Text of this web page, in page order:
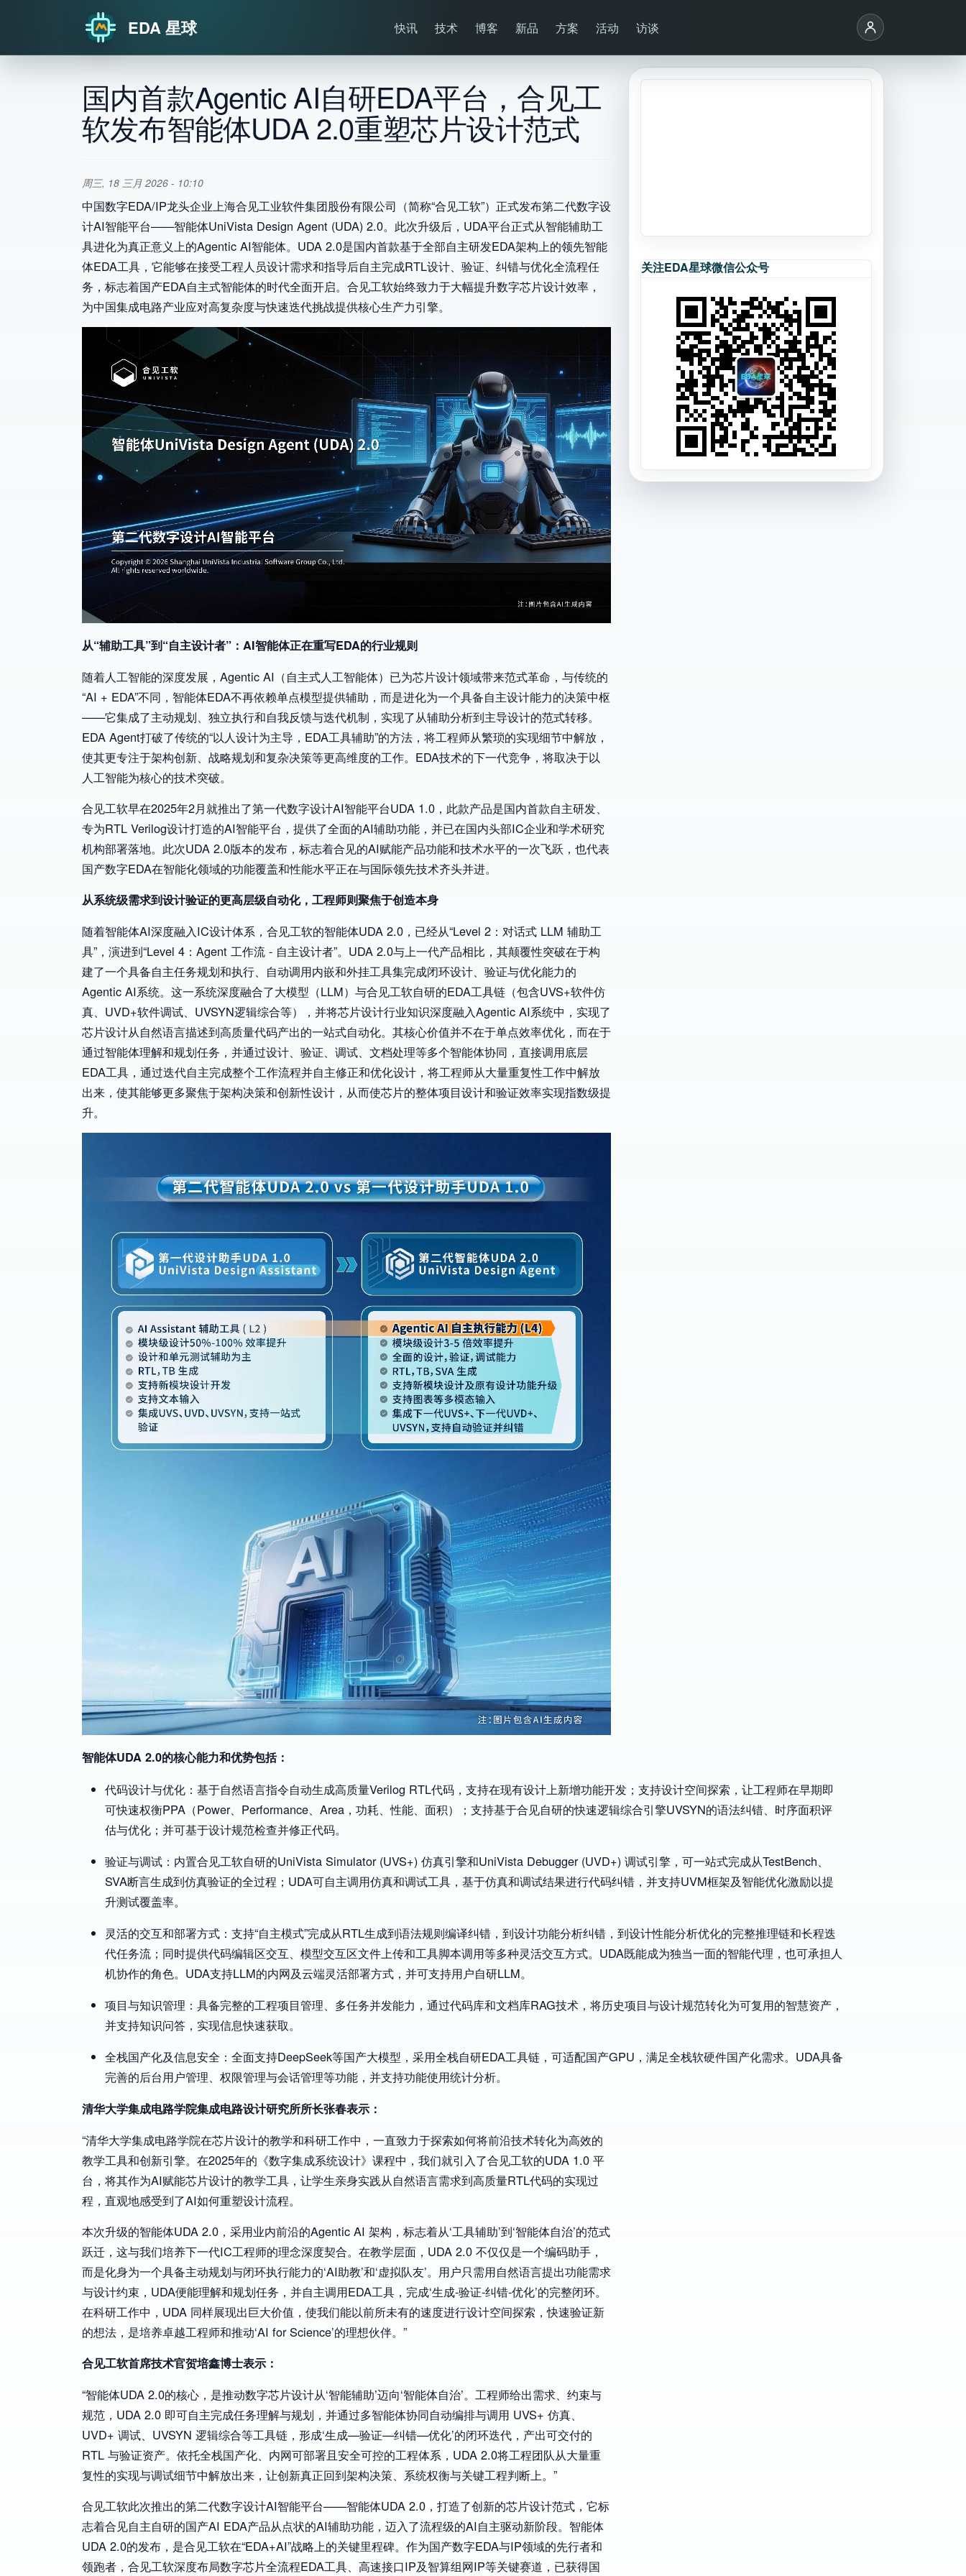
EDA 星球 快讯 技术 博客 新品 方案 活动 访谈
国内首款Agentic AI自研EDA平台，合见工
软发布智能体UDA 2.0重塑芯片设计范式
周三, 18 三月 2026 - 10:10
中国数字EDA/IP龙头企业上海合见工业软件集团股份有限公司（简称“合见工软”）正式发布第二代数字设
计AI智能平台——智能体UniVista Design Agent (UDA) 2.0。此次升级后，UDA平台正式从智能辅助工
具进化为真正意义上的Agentic AI智能体。UDA 2.0是国内首款基于全部自主研发EDA架构上的领先智能
体EDA工具，它能够在接受工程人员设计需求和指导后自主完成RTL设计、验证、纠错与优化全流程任
务，标志着国产EDA自主式智能体的时代全面开启。合见工软始终致力于大幅提升数字芯片设计效率，
为中国集成电路产业应对高复杂度与快速迭代挑战提供核心生产力引擎。
从“辅助工具”到“自主设计者”：AI智能体正在重写EDA的行业规则
随着人工智能的深度发展，Agentic AI（自主式人工智能体）已为芯片设计领域带来范式革命，与传统的
“AI + EDA”不同，智能体EDA不再依赖单点模型提供辅助，而是进化为一个具备自主设计能力的决策中枢
——它集成了主动规划、独立执行和自我反馈与迭代机制，实现了从辅助分析到主导设计的范式转移。
EDA Agent打破了传统的“以人设计为主导，EDA工具辅助”的方法，将工程师从繁琐的实现细节中解放，
使其更专注于架构创新、战略规划和复杂决策等更高维度的工作。EDA技术的下一代竞争，将取决于以
人工智能为核心的技术突破。
合见工软早在2025年2月就推出了第一代数字设计AI智能平台UDA 1.0，此款产品是国内首款自主研发、
专为RTL Verilog设计打造的AI智能平台，提供了全面的AI辅助功能，并已在国内头部IC企业和学术研究
机构部署落地。此次UDA 2.0版本的发布，标志着合见的AI赋能产品功能和技术水平的一次飞跃，也代表
国产数字EDA在智能化领域的功能覆盖和性能水平正在与国际领先技术齐头并进。
从系统级需求到设计验证的更高层级自动化，工程师则聚焦于创造本身
随着智能体AI深度融入IC设计体系，合见工软的智能体UDA 2.0，已经从“Level 2：对话式 LLM 辅助工
具”，演进到“Level 4：Agent 工作流 - 自主设计者”。UDA 2.0与上一代产品相比，其颠覆性突破在于构
建了一个具备自主任务规划和执行、自动调用内嵌和外挂工具集完成闭环设计、验证与优化能力的
Agentic AI系统。这一系统深度融合了大模型（LLM）与合见工软自研的EDA工具链（包含UVS+软件仿
真、UVD+软件调试、UVSYN逻辑综合等），并将芯片设计行业知识深度融入Agentic AI系统中，实现了
芯片设计从自然语言描述到高质量代码产出的一站式自动化。其核心价值并不在于单点效率优化，而在于
通过智能体理解和规划任务，并通过设计、验证、调试、文档处理等多个智能体协同，直接调用底层
EDA工具，通过迭代自主完成整个工作流程并自主修正和优化设计，将工程师从大量重复性工作中解放
出来，使其能够更多聚焦于架构决策和创新性设计，从而使芯片的整体项目设计和验证效率实现指数级提
升。
智能体UDA 2.0的核心能力和优势包括：
代码设计与优化：基于自然语言指令自动生成高质量Verilog RTL代码，支持在现有设计上新增功能开发；支持设计空间探索，让工程师在早期即
可快速权衡PPA（Power、Performance、Area，功耗、性能、面积）；支持基于合见自研的快速逻辑综合引擎UVSYN的语法纠错、时序面积评
估与优化；并可基于设计规范检查并修正代码。
验证与调试：内置合见工软自研的UniVista Simulator (UVS+) 仿真引擎和UniVista Debugger (UVD+) 调试引擎，可一站式完成从TestBench、
SVA断言生成到仿真验证的全过程；UDA可自主调用仿真和调试工具，基于仿真和调试结果进行代码纠错，并支持UVM框架及智能优化激励以提
升测试覆盖率。
灵活的交互和部署方式：支持“自主模式”完成从RTL生成到语法规则编译纠错，到设计功能分析纠错，到设计性能分析优化的完整推理链和长程迭
代任务流；同时提供代码编辑区交互、模型交互区文件上传和工具脚本调用等多种灵活交互方式。UDA既能成为独当一面的智能代理，也可承担人
机协作的角色。UDA支持LLM的内网及云端灵活部署方式，并可支持用户自研LLM。
项目与知识管理：具备完整的工程项目管理、多任务并发能力，通过代码库和文档库RAG技术，将历史项目与设计规范转化为可复用的智慧资产，
并支持知识问答，实现信息快速获取。
全栈国产化及信息安全：全面支持DeepSeek等国产大模型，采用全栈自研EDA工具链，可适配国产GPU，满足全栈软硬件国产化需求。UDA具备
完善的后台用户管理、权限管理与会话管理等功能，并支持功能使用统计分析。
清华大学集成电路学院集成电路设计研究所所长张春表示：
“清华大学集成电路学院在芯片设计的教学和科研工作中，一直致力于探索如何将前沿技术转化为高效的
教学工具和创新引擎。在2025年的《数字集成系统设计》课程中，我们就引入了合见工软的UDA 1.0 平
台，将其作为AI赋能芯片设计的教学工具，让学生亲身实践从自然语言需求到高质量RTL代码的实现过
程，直观地感受到了AI如何重塑设计流程。
本次升级的智能体UDA 2.0，采用业内前沿的Agentic AI 架构，标志着从‘工具辅助’到‘智能体自治’的范式
跃迁，这与我们培养下一代IC工程师的理念深度契合。在教学层面，UDA 2.0 不仅仅是一个编码助手，
而是化身为一个具备主动规划与闭环执行能力的‘AI助教’和‘虚拟队友’。用户只需用自然语言提出功能需求
与设计约束，UDA便能理解和规划任务，并自主调用EDA工具，完成‘生成-验证-纠错-优化’的完整闭环。
在科研工作中，UDA 同样展现出巨大价值，使我们能以前所未有的速度进行设计空间探索，快速验证新
的想法，是培养卓越工程师和推动‘AI for Science’的理想伙伴。”
合见工软首席技术官贺培鑫博士表示：
“智能体UDA 2.0的核心，是推动数字芯片设计从‘智能辅助’迈向‘智能体自治’。工程师给出需求、约束与
规范，UDA 2.0 即可自主完成任务理解与规划，并通过多智能体协同自动编排与调用 UVS+ 仿真、
UVD+ 调试、UVSYN 逻辑综合等工具链，形成‘生成—验证—纠错—优化’的闭环迭代，产出可交付的
RTL 与验证资产。依托全栈国产化、内网可部署且安全可控的工程体系，UDA 2.0将工程团队从大量重
复性的实现与调试细节中解放出来，让创新真正回到架构决策、系统权衡与关键工程判断上。”
合见工软此次推出的第二代数字设计AI智能平台——智能体UDA 2.0，打造了创新的芯片设计范式，它标
志着合见自主自研的国产AI EDA产品从点状的AI辅助功能，迈入了流程级的AI自主驱动新阶段。智能体
UDA 2.0的发布，是合见工软在“EDA+AI”战略上的关键里程碑。作为国产数字EDA与IP领域的先行者和
领跑者，合见工软深度布局数字芯片全流程EDA工具、高速接口IP及智算组网IP等关键赛道，已获得国
关注EDA星球微信公众号